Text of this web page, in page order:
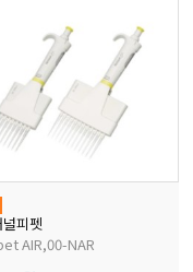
피펫
AIR,00-NAR